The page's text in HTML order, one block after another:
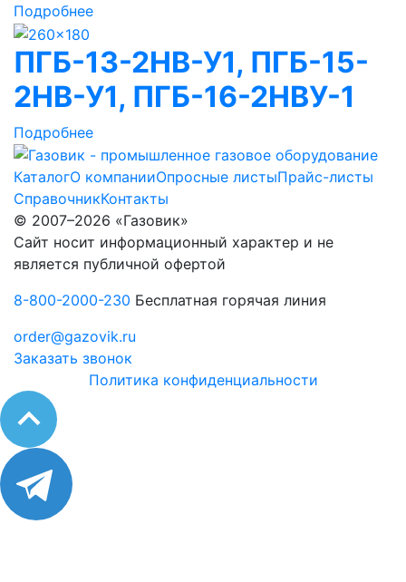
Подробнее
ПГБ-13-2НВ-У1, ПГБ-15-
2НВ-У1, ПГБ-16-2НВУ-1
Подробнее
КаталогО компанииОпросные листыПрайс-листы
СправочникКонтакты
© 2007–2026 «Газовик»
Сайт носит информационный характер и не
является публичной офертой
8-800-2000-230 Бесплатная горячая линия
order@gazovik.ru
Заказать звонок
Политика конфиденциальности